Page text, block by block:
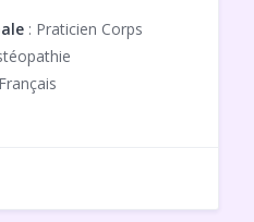
: Praticien Corps